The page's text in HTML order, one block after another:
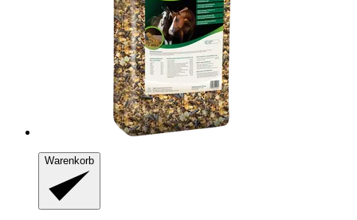
Warenkorb